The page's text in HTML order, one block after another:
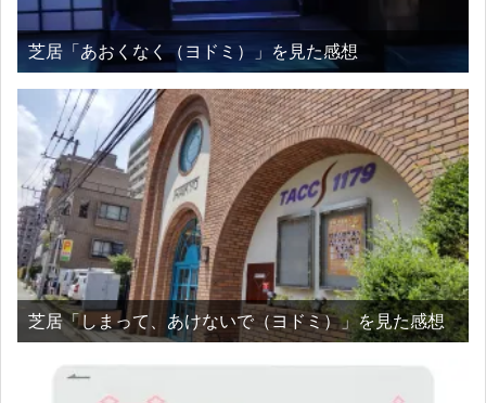
芝居「あおくなく（ヨドミ）」を見た感想
芝居「しまって、あけないで（ヨドミ）」を見た感想